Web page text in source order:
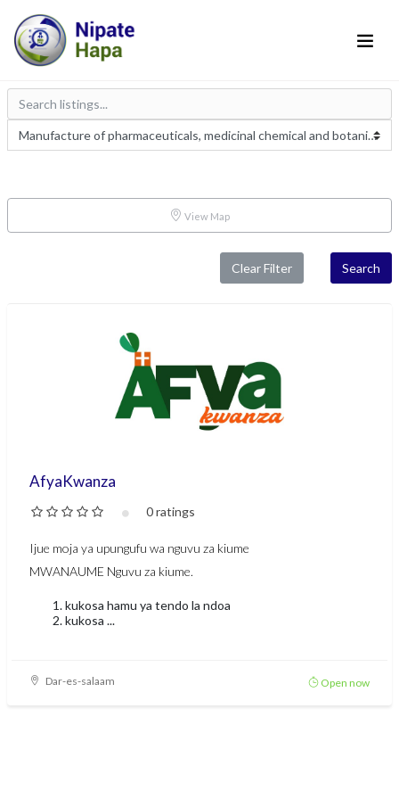
View Map
Clear Filter Search
AfyaKwanza
0 ratings
Ijue moja ya upungufu wa nguvu za kiume
MWANAUME Nguvu za kiume.
kukosa hamu ya tendo la ndoa
kukosa ...
Dar-es-salaam Open now